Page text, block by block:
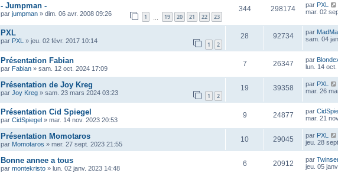
- Jumpman -
par jumpman » dim. 06 avr. 2008 09:26 1 19 20 21 22 23
344 298174 par PXL
mar. 02
PXL
par PXL » jeu. 02 févr. 2017 10:14 1 2
28 92734 par
sam. 04
Présentation Fabian
par Fabian » sam. 12 oct. 2024 17:09
7 26347 par
lun. 14
Présentation de Joy Kreg
par Joy Kreg » sam. 23 mars 2024 03:23 1 2
19 39358 par PXL
mar. 26
Présentation Cid Spiegel
par CidSpiegel » mar. 14 nov. 2023 20:53
9 24877 par
mar. 21
Présentation Momotaros
par Momotaros » mer. 27 sept. 2023 21:55
10 29045 par PXL
jeu. 28
Bonne annee a tous
par montekristo » lun. 02 janv. 2023 14:48
6 20912 par
jeu. 05